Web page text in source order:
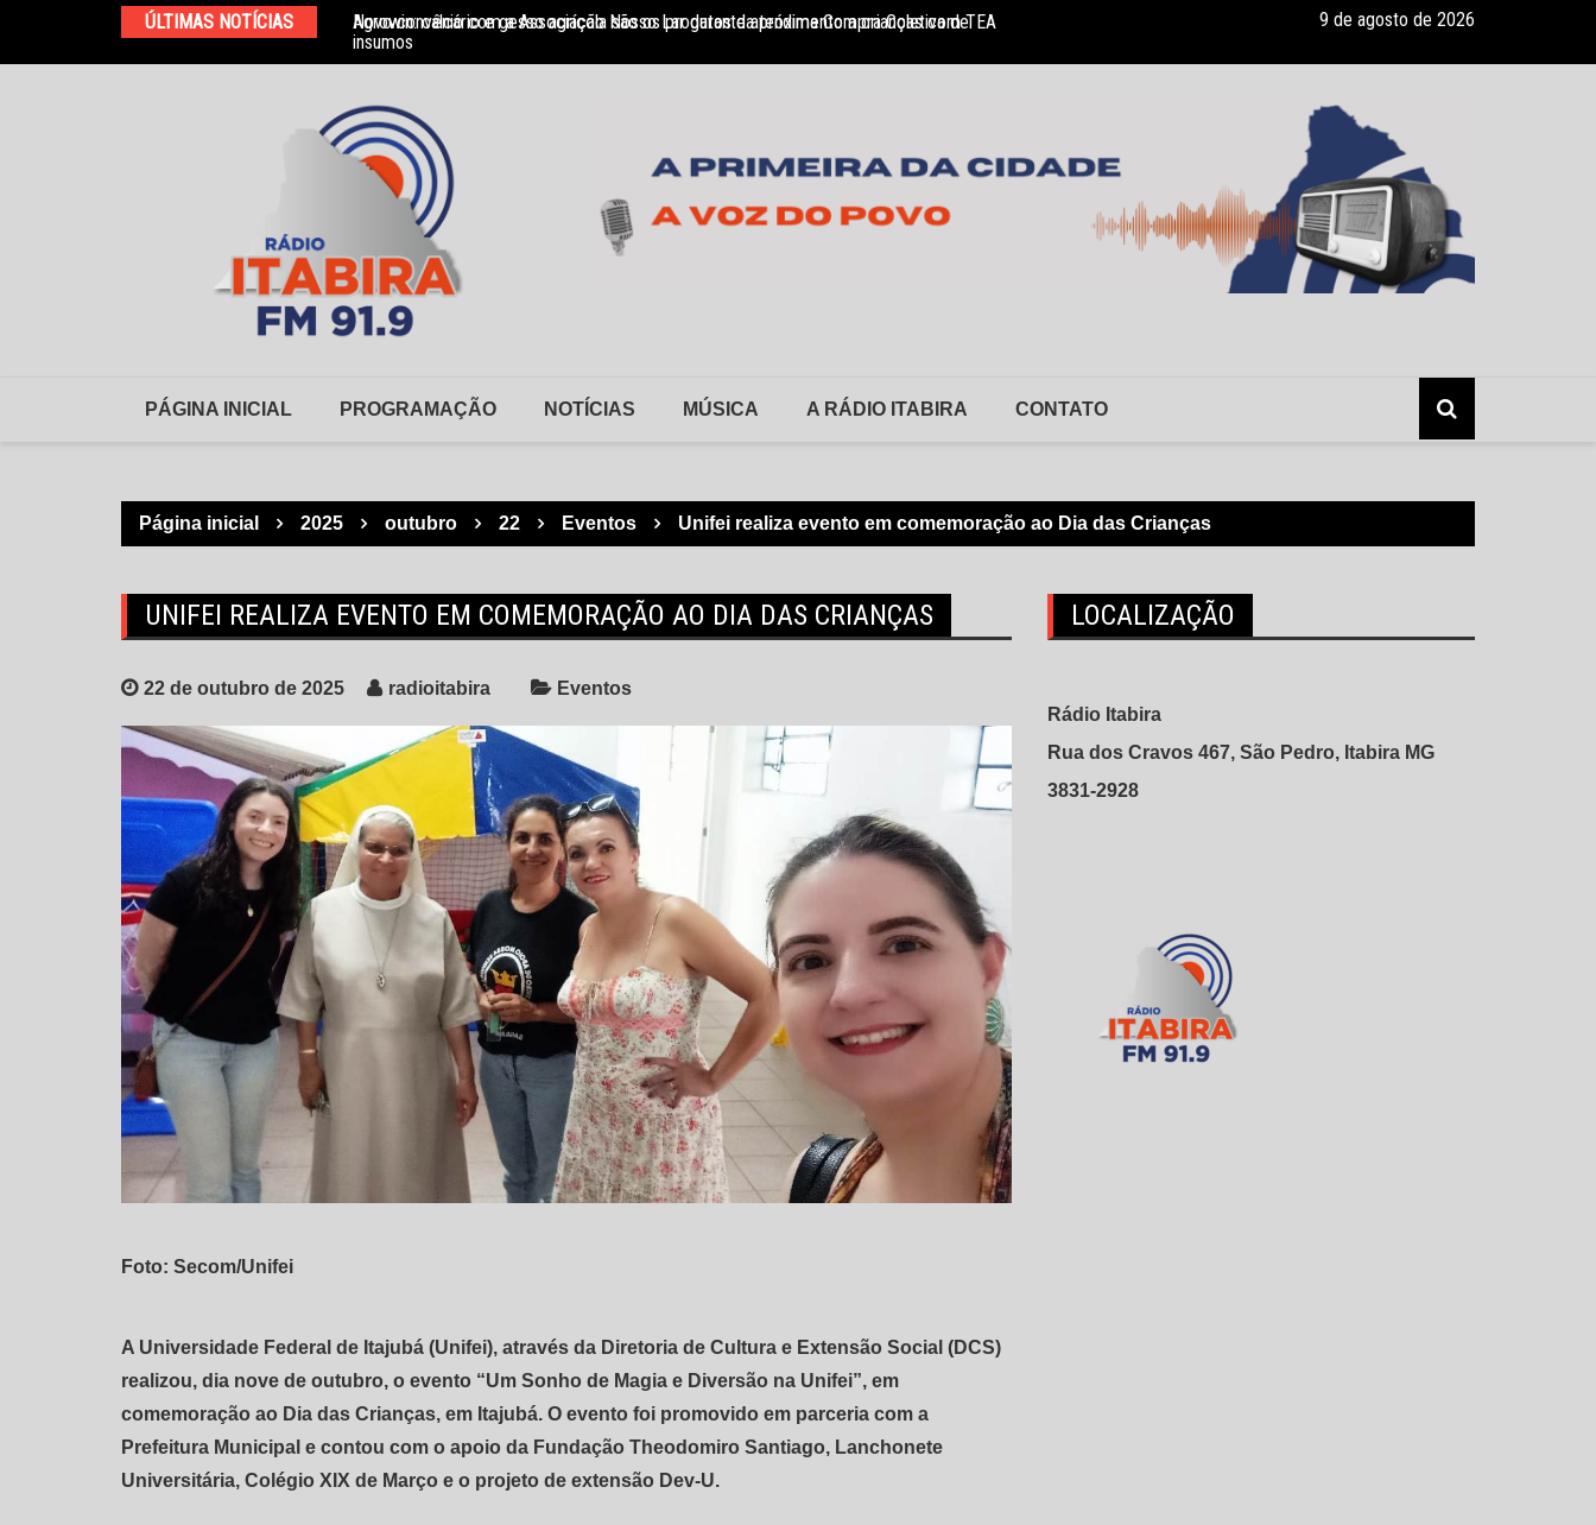
o
ÚLTIMAS NOTÍCIAS
Agrowin: calcário e gesso agrícola são os produtos da próxima Compra Coletiva de
insumos
Novo convênio com a Associação Nosso Lar garante atendimento a crianças com TEA Monlevade recebe pocket-show gratuito “A Bela e a Fera” na 16ª “Diversão
9 de agosto de 2026
PÁGINA INICIAL PROGRAMAÇÃO NOTÍCIAS MÚSICA A RÁDIO ITABIRA CONTATO
Página inicial 2025 outubro 22 Eventos Unifei realiza evento em comemoração ao Dia das Crianças
UNIFEI REALIZA EVENTO EM COMEMORAÇÃO AO DIA DAS CRIANÇAS
22 de outubro de 2025 radioitabira Eventos
Foto: Secom/Unifei
A Universidade Federal de Itajubá (Unifei), através da Diretoria de Cultura e Extensão Social (DCS)
realizou, dia nove de outubro, o evento “Um Sonho de Magia e Diversão na Unifei”, em
comemoração ao Dia das Crianças, em Itajubá. O evento foi promovido em parceria com a
Prefeitura Municipal e contou com o apoio da Fundação Theodomiro Santiago, Lanchonete
Universitária, Colégio XIX de Março e o projeto de extensão Dev-U.
LOCALIZAÇÃO
Rádio Itabira
Rua dos Cravos 467, São Pedro, Itabira MG
3831-2928